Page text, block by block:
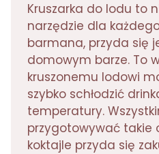
Kruszarka do lodu to
narzędzie dla
barmana, przyda się
domowym barze. To
kruszonemu lodowi
szybko schłodzić
temperatury.
przygotowywać takie
koktajle przyda się